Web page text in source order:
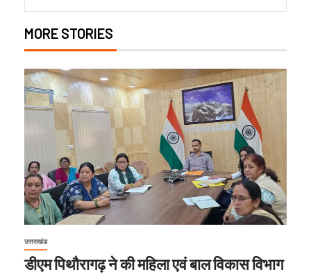
MORE STORIES
उत्तराखंड
डीएम पिथौरागढ़ ने की महिला एवं बाल विकास विभाग